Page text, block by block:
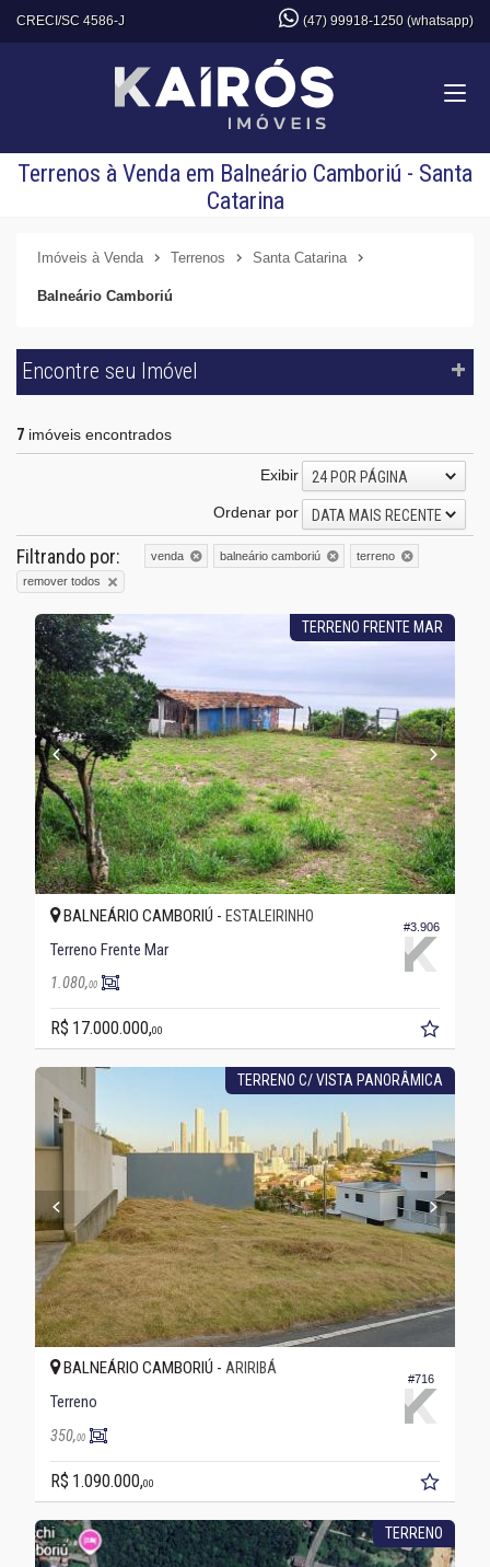
CRECI/SC 4586-J (47) 99918-1250 (whatsapp)
Terrenos à Venda em Balneário Camboriú - Santa
Catarina
Imóveis à Venda Terrenos Santa Catarina
Balneário Camboriú
Encontre seu Imóvel
7 imóveis encontrados
Exibir
24 POR PÁGINA
Ordenar por
DATA MAIS RECENTE
Filtrando por: venda balneário camboriú
terreno
remover todos
TERRENO FRENTE MAR
#3.906
BALNEÁRIO CAMBORIÚ - ESTALEIRINHO
Terreno Frente Mar
1.080,00
R$ 17.000.000,00
TERRENO C/ VISTA PANORÂMICA
#716
BALNEÁRIO CAMBORIÚ - ARIRIBÁ
Terreno
350,00
R$ 1.090.000,00
TERRENO